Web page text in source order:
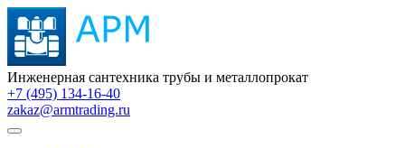
Инженерная сантехника трубы и металлопрокат
+7 (495) 134-16-40
zakaz@armtrading.ru